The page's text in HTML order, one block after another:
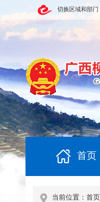
切换区域和部门
首页
当前位置： 首页